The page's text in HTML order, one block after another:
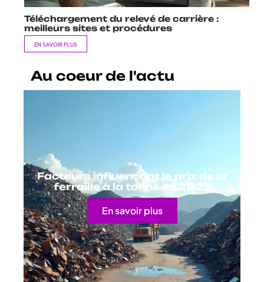
Téléchargement du relevé de carrière :
meilleurs sites et procédures
EN SAVOIR PLUS
Au coeur de l'actu
Facteurs influençant le prix de la
ferraille à la tonne en 2025
En savoir plus